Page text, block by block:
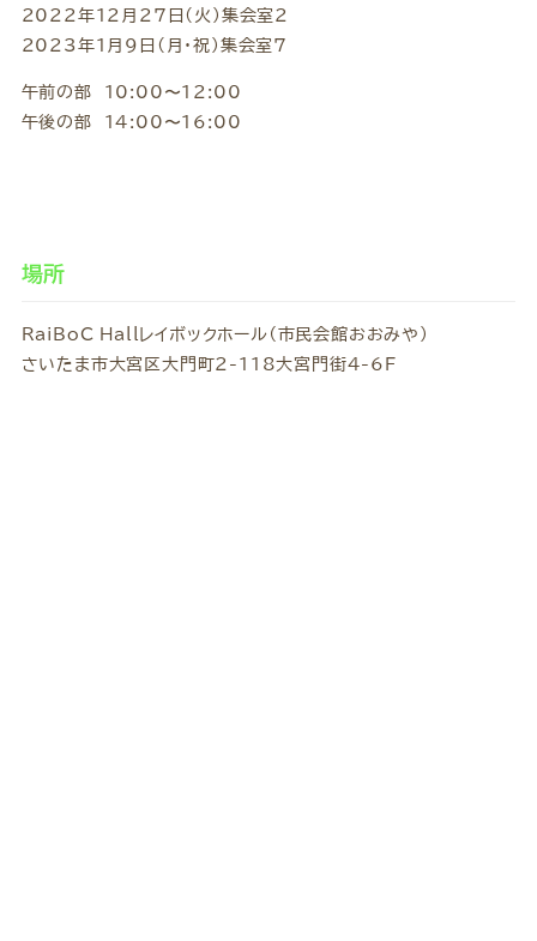
2022年12月27日(火)集会室2
2023年1月9日(月・祝)集会室7
午前の部 10:00〜12:00
午後の部 14:00〜16:00
場所
RaiBoC Hallレイボックホール（市民会館おおみや）
さいたま市大宮区大門町2-118大宮門街4-6F